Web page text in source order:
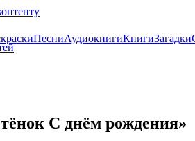
ПесниАудиокнигиКнигиЗагадки
С днём рождения»